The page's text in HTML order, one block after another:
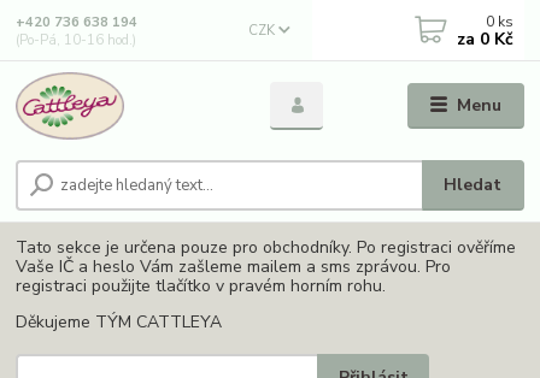
Menu
CZK
Hledat
+420 736 638 194
(Po-Pá, 10-16 hod.)
0 ks
za 0 Kč
Tato sekce je určena pouze pro obchodníky. Po registraci ověříme
Vaše IČ a heslo Vám zašleme mailem a sms zprávou. Pro
registraci použijte tlačítko v pravém horním rohu.
Děkujeme TÝM CATTLEYA